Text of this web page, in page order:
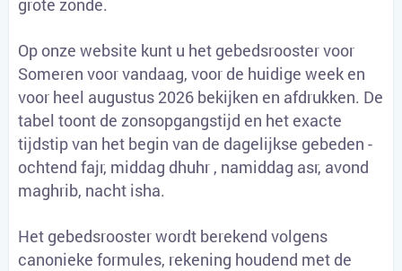
grote zonde.
Op onze website kunt u het gebedsrooster voor
Someren voor vandaag, voor de huidige week en
voor heel augustus 2026 bekijken en afdrukken. De
tabel toont de zonsopgangstijd en het exacte
tijdstip van het begin van de dagelijkse gebeden -
ochtend fajr, middag dhuhr , namiddag asr, avond
maghrib, nacht isha.
Het gebedsrooster wordt berekend volgens
canonieke formules, rekening houdend met de